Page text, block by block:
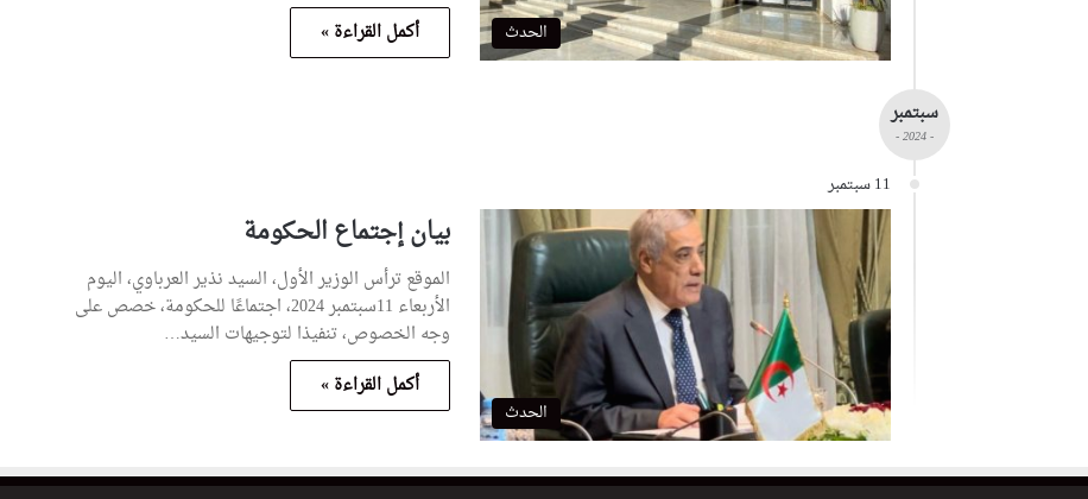
الحدث
أكمل القراءة »
سبتمبر
- 2024 -
11 سبتمبر
الحدث
بيان إجتماع الحكومة
الموقع ترأس الوزير الأول، السيد نذير العرباوي، اليوم
الأربعاء 11سبتمبر 2024، اجتماعًا للحكومة، خصص على
وجه الخصوص، تنفيذا لتوجيهات السيد…
أكمل القراءة »